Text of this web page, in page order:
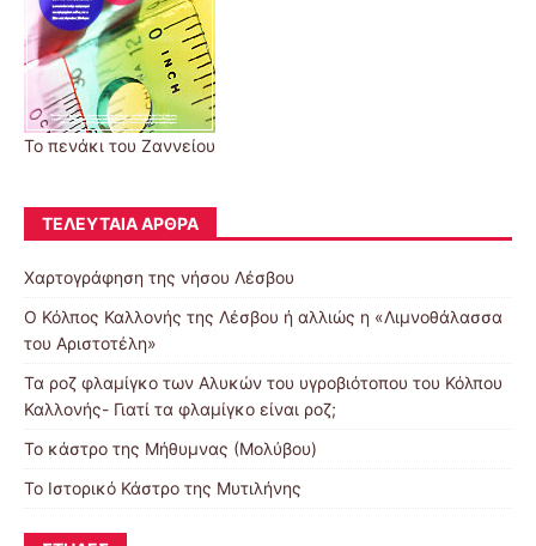
Το πενάκι του Ζαννείου
ΤΕΛΕΥΤΑΊΑ ΆΡΘΡΑ
Χαρτογράφηση της νήσου Λέσβου
Ο Κόλπος Καλλονής της Λέσβου ή αλλιώς η «Λιμνοθάλασσα
του Αριστοτέλη»
Τα ροζ φλαμίγκο των Αλυκών του υγροβιότοπου του Κόλπου
Καλλονής- Γιατί τα φλαμίγκο είναι ροζ;
To κάστρο της Μήθυμνας (Μολύβου)
Το Ιστορικό Κάστρο της Μυτιλήνης